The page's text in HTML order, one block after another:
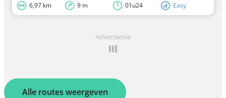
6,97 km 9 m 01u24 Easy
Advertentie
Alle routes weergeven